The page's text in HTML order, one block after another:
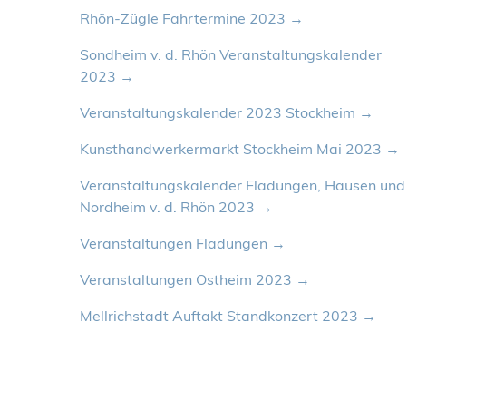
Rhön-Zügle Fahrtermine 2023
Sondheim v. d. Rhön Veranstaltungskalender
2023
Veranstaltungskalender 2023 Stockheim
Kunsthandwerkermarkt Stockheim Mai 2023
Veranstaltungskalender Fladungen, Hausen und
Nordheim v. d. Rhön 2023
Veranstaltungen Fladungen
Veranstaltungen Ostheim 2023
Mellrichstadt Auftakt Standkonzert 2023